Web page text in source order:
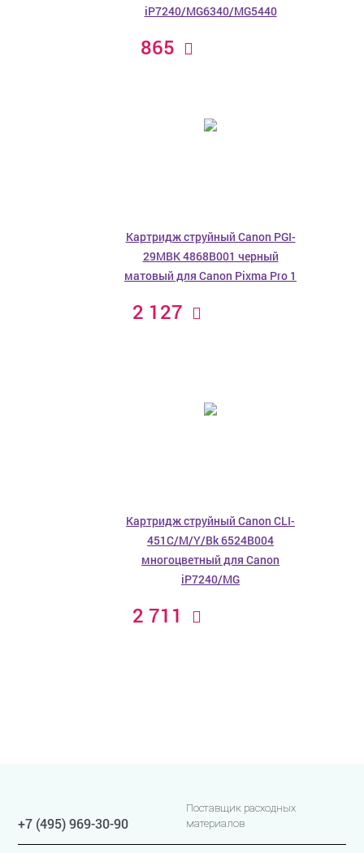
iP7240/MG6340/MG5440
865
Картридж струйный Canon PGI-
29MBK 4868B001 черный
матовый для Canon Pixma Pro 1
2 127
Картридж струйный Canon CLI-
451C/M/Y/Bk 6524B004
многоцветный для Canon
iP7240/MG
2 711
+7 (495) 969-30-90
Поставщик расходных
материалов